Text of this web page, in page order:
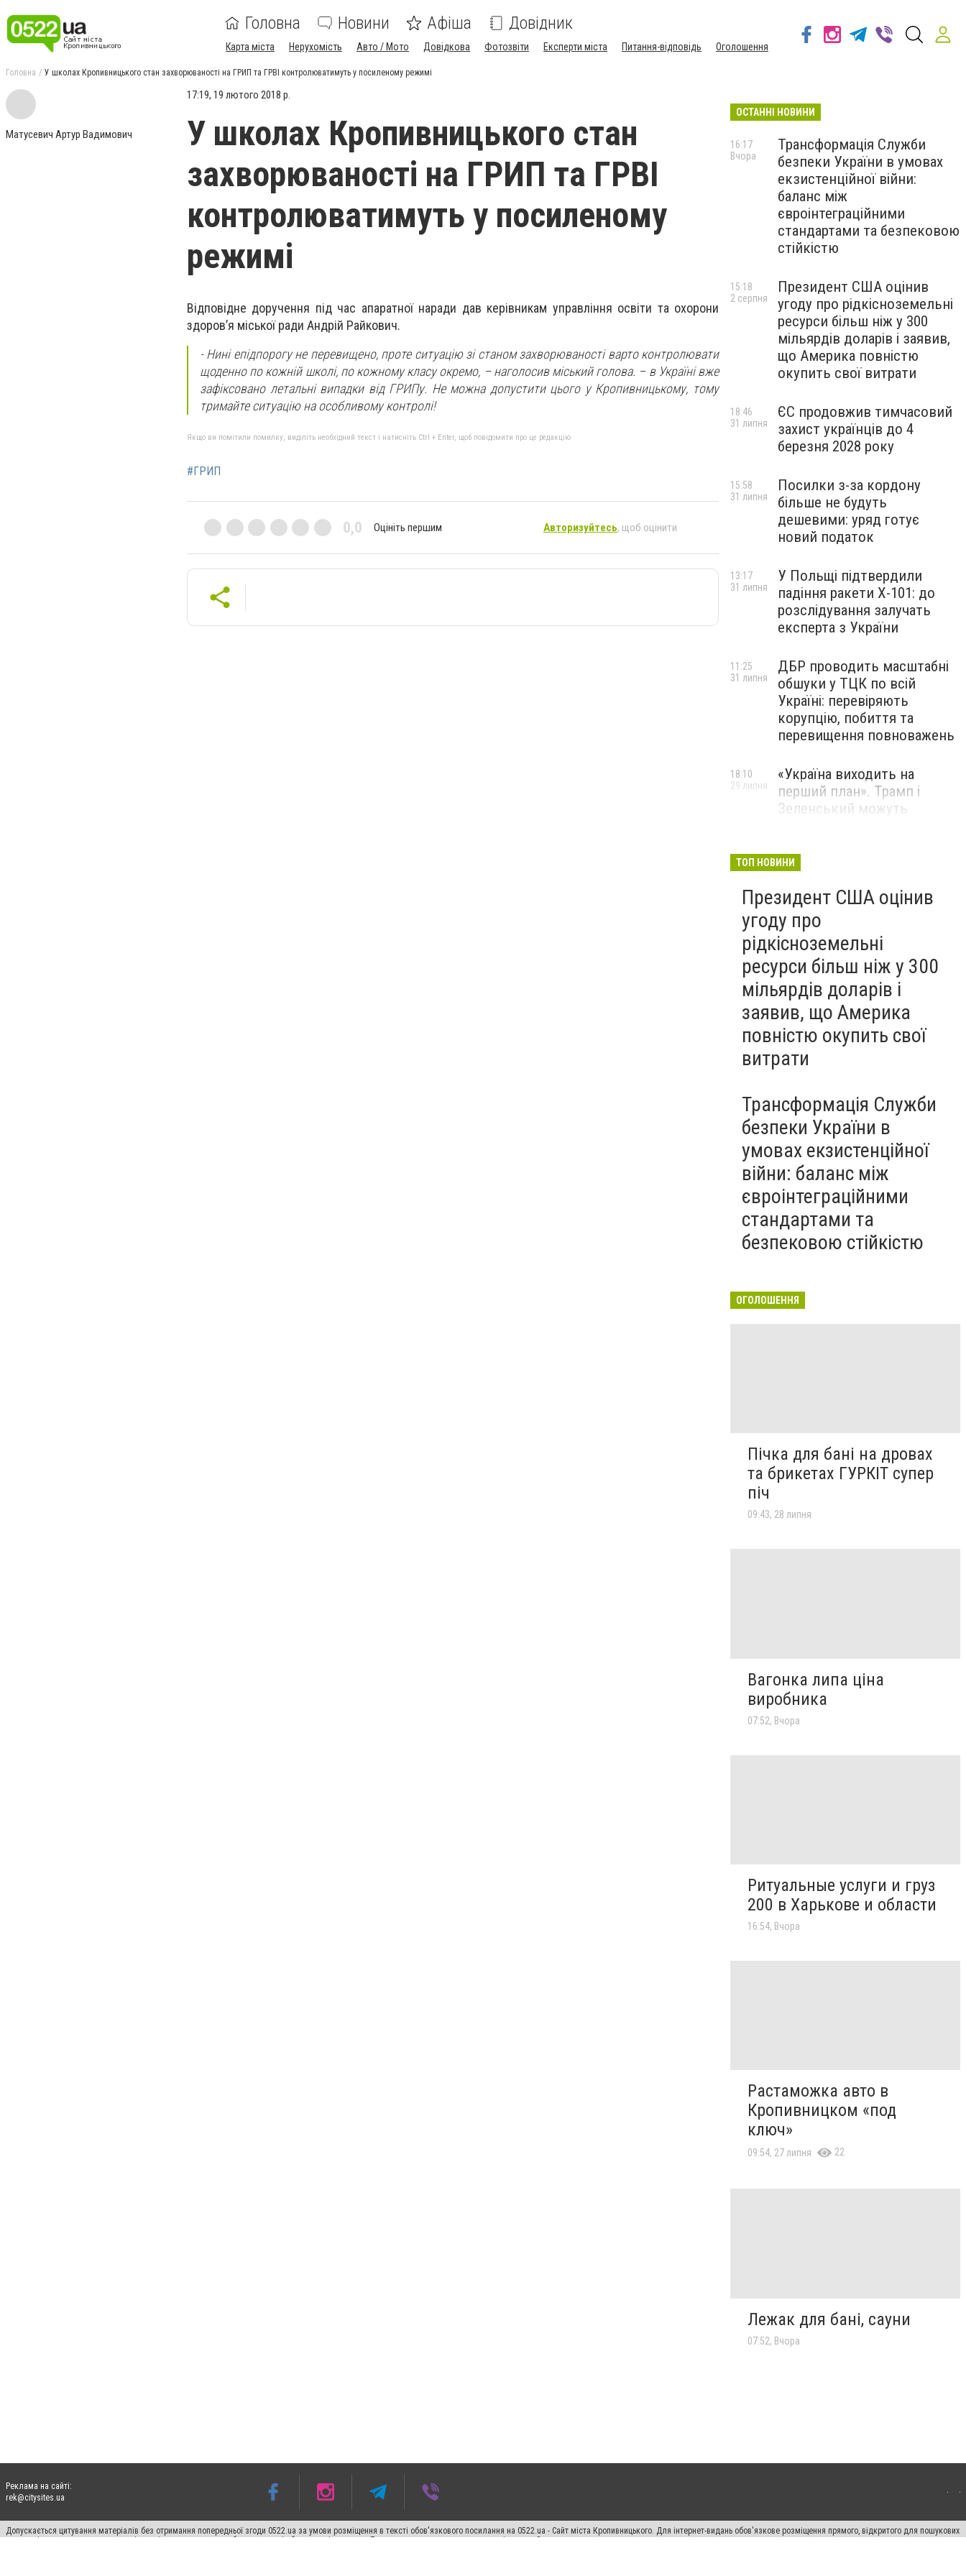
Головна Новини Афіша Довідник
Карта міста Нерухомість Авто / Мото Довідкова Фотозвіти Експерти міста Питання-відповідь Оголошення
Головна У школах Кропивницького стан захворюваності на ГРИП та ГРВІ контролюватимуть у посиленому режимі
Матусевич Артур Вадимович
17:19, 19 лютого 2018 р.
У школах Кропивницького стан
захворюваності на ГРИП та ГРВІ
контролюватимуть у посиленому
режимі
Відповідне доручення під час апаратної наради дав керівникам управління освіти та охорони
здоров’я міської ради Андрій Райкович.
- Нині епідпорогу не перевищено, проте ситуацію зі станом захворюваності варто контролювати
щоденно по кожній школі, по кожному класу окремо, – наголосив міський голова. – в Україні вже
зафіксовано летальні випадки від ГРИПу. Не можна допустити цього у Кропивницькому, тому
тримайте ситуацію на особливому контролі!
Якщо ви помітили помилку, виділіть необхідний текст і натисніть Ctrl + Enter, щоб повідомити про це редакцію
#ГРИП
0,0 Оцініть першим Авторизуйтесь, щоб оцінити
ОСТАННІ НОВИНИ
Трансформація Служби
безпеки України в умовах
екзистенційної війни:
баланс між
євроінтеграційними
стандартами та безпековою
стійкістю
16:17
Вчора
Президент США оцінив
угоду про рідкісноземельні
ресурси більш ніж у 300
мільярдів доларів і заявив,
що Америка повністю
окупить свої витрати
15:18
2 серпня
ЄС продовжив тимчасовий
захист українців до 4
березня 2028 року
18:46
31 липня
Посилки з-за кордону
більше не будуть
дешевими: уряд готує
новий податок
15:58
31 липня
У Польщі підтвердили
падіння ракети Х-101: до
розслідування залучать
експерта з України
13:17
31 липня
ДБР проводить масштабні
обшуки у ТЦК по всій
Україні: перевіряють
корупцію, побиття та
перевищення повноважень
11:25
31 липня
«Україна виходить на
перший план». Трамп і
Зеленський можуть
18:10
29 липня
навчання зі зміцнення
доброчесності й
ефективного урядування
29 липня
ТОП НОВИНИ
Президент США оцінив
угоду про
рідкісноземельні
ресурси більш ніж у 300
мільярдів доларів і
заявив, що Америка
повністю окупить свої
витрати
Трансформація Служби
безпеки України в
умовах екзистенційної
війни: баланс між
євроінтеграційними
стандартами та
безпековою стійкістю
ОГОЛОШЕННЯ
Пічка для бані на дровах
та брикетах ГУРКІТ супер
піч
09:43, 28 липня
Вагонка липа ціна
виробника
07:52, Вчора
Ритуальные услуги и груз
200 в Харькове и области
16:54, Вчора
Растаможка авто в
Кропивницком «под
ключ»
09:54, 27 липня 22
Лежак для бані, сауни
07:52, Вчора
Реклама на сайті:
rek@citysites.ua
Допускається цитування матеріалів без отримання попередньої згоди 0522.ua за умови розміщення в тексті обов'язкового посилання на 0522.ua - Сайт міста Кропивницького. Для інтернет-видань обов'язкове розміщення прямого, відкритого для пошукових
систем гіперпосилання на цитовані статті не нижче другого абзацу в тексті або в якості джерела. Порушення виняткових прав переслідується Законом.